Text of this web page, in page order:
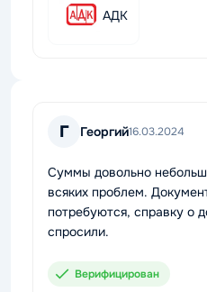
АДК
Г Георгий16.03.2024
Суммы довольно
всяких проблем.
потребуются, справку о
спросили.
Верифицирован